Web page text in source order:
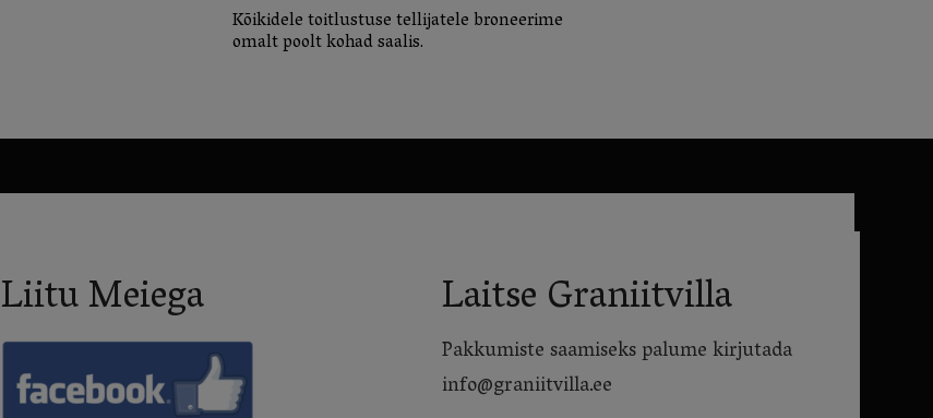
Kõikidele toitlustuse tellijatele broneerime
omalt poolt kohad saalis.
Liitu Meiega Laitse Graniitvilla
Pakkumiste saamiseks palume kirjutada
info@graniitvilla.ee